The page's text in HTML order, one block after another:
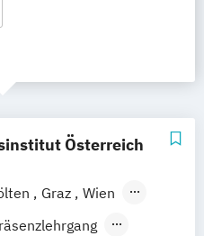
Österreich
Graz
Wien
Innsbruck